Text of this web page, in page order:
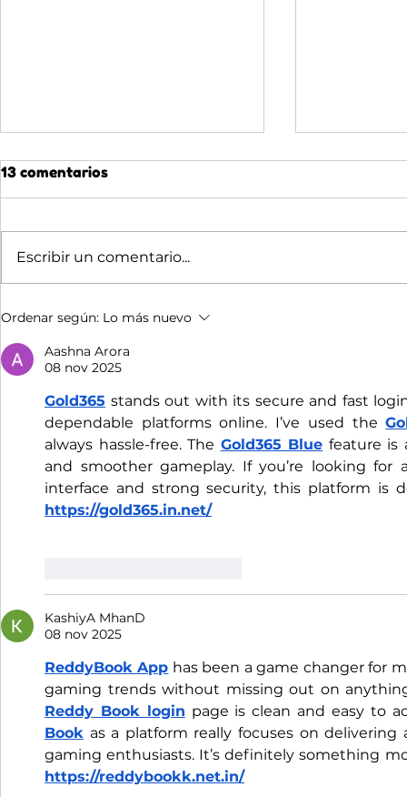
🌙 ADVENTRIX DE NOCHE:
LO QUE DESCUBREN LOS
GRUPOS QUE DUERMEN
AQUÍ
13 comentarios
Escribir un comentario...
Ordenar según: Lo más nuevo
Aashna Arora
08 nov 2025
Gold365 stands out with its secure and fast
dependable platforms online. I’ve used the
always hassle-free. The Gold365 Blue feature is
and smoother gameplay. If you’re looking
interface and strong security, this platform is
https://gold365.in.net/
KashiyA MhanD
08 nov 2025
ReddyBook App has been a game changer for
Reddy Book login page is clean and easy to
Book as a platform really focuses on
gaming enthusiasts. It’s definitely something
https://reddybookk.net.in/